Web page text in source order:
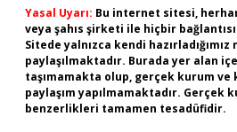
Yasal Uyarı: Bu internet sitesi,
veya şahıs şirketi ile hiçbir
Sitede yalnızca kendi
paylaşılmaktadır. Burada yer alan
taşımamakta olup, gerçek kurum ve
paylaşım yapılmamaktadır. Gerçek
benzerlikleri tamamen tesadüfidir.